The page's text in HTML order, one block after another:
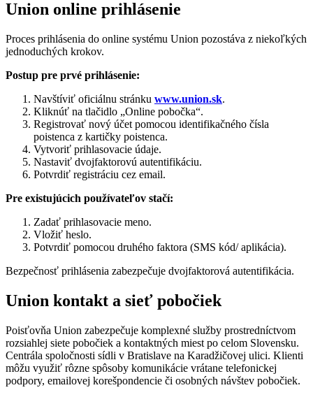
Union online prihlásenie
Proces prihlásenia do online systému Union pozostáva z niekoľkých
jednoduchých krokov.
Postup pre prvé prihlásenie:
Navštíviť oficiálnu stránku www.union.sk.
Kliknúť na tlačidlo „Online pobočka“.
Registrovať nový účet pomocou identifikačného čísla
poistenca z kartičky poistenca.
Vytvoriť prihlasovacie údaje.
Nastaviť dvojfaktorovú autentifikáciu.
Potvrdiť registráciu cez email.
Pre existujúcich používateľov stačí:
Zadať prihlasovacie meno.
Vložiť heslo.
Potvrdiť pomocou druhého faktora (SMS kód/ aplikácia).
Bezpečnosť prihlásenia zabezpečuje dvojfaktorová autentifikácia.
Union kontakt a sieť pobočiek
Poisťovňa Union zabezpečuje komplexné služby prostredníctvom
rozsiahlej siete pobočiek a kontaktných miest po celom Slovensku.
Centrála spoločnosti sídli v Bratislave na Karadžičovej ulici. Klienti
môžu využiť rôzne spôsoby komunikácie vrátane telefonickej
podpory, emailovej korešpondencie či osobných návštev pobočiek.